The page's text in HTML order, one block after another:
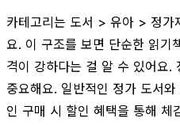
카테고리는 도서 > 유아 > 정
요. 이 구조를 보면 단순한 읽기
격이 강하다는 걸 알 수 있어요
중요해요. 일반적인 정가 도서
인 구매 시 할인 혜택을 통해 체